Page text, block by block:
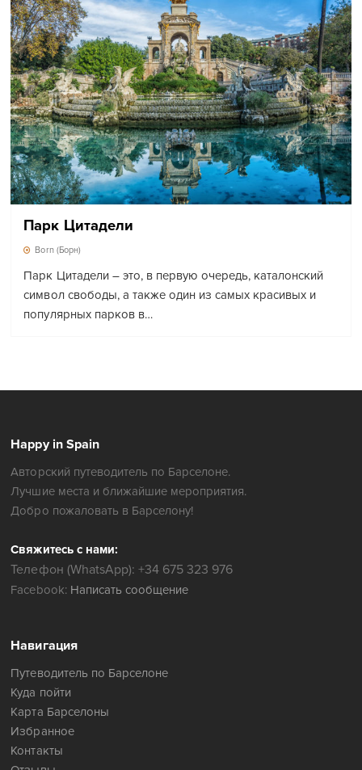
Парк Цитадели
Born (Борн)
Парк Цитадели – это, в первую очередь, каталонский
символ свободы, а также один из самых красивых и
популярных парков в…
Happy in Spain
Авторский путеводитель по Барселоне.
Лучшие места и ближайшие мероприятия.
Добро пожаловать в Барселону!
Свяжитесь с нами:
Телефон (WhatsApp): +34 675 323 976
Facebook: Написать сообщение
Навигация
Путеводитель по Барселоне
Куда пойти
Карта Барселоны
Избранное
Контакты